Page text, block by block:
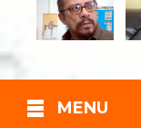
MENU